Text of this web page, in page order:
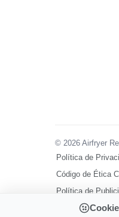
© 2026 Airfryer
Política de
Código de Ética
Política de
Ir para o